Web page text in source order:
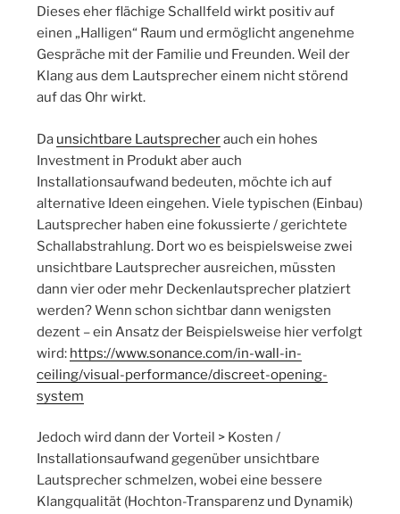
Dieses eher flächige Schallfeld wirkt positiv auf
einen „Halligen“ Raum und ermöglicht angenehme
Gespräche mit der Familie und Freunden. Weil der
Klang aus dem Lautsprecher einem nicht störend
auf das Ohr wirkt.
Da unsichtbare Lautsprecherauch ein hohes
Investment in Produkt aber auch
Installationsaufwand bedeuten, möchte ich auf
alternative Ideen eingehen. Viele typischen (Einbau)
Lautsprecher haben eine fokussierte / gerichtete
Schallabstrahlung. Dort wo es beispielsweise zwei
unsichtbare Lautsprecher ausreichen, müssten
dann vier oder mehr Deckenlautsprecher platziert
werden? Wenn schon sichtbar dann wenigsten
dezent – ein Ansatz der Beispielsweise hier verfolgt
wird: https://www.sonance.com/in-wall-in-
ceiling/visual-performance/discreet-opening-
system
Jedoch wird dann der Vorteil > Kosten /
Installationsaufwand gegenüber unsichtbare
Lautsprecher schmelzen, wobei eine bessere
Klangqualität (Hochton-Transparenz und Dynamik)